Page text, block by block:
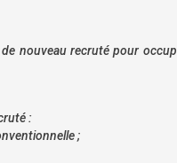
nouveau recruté pour
:
;